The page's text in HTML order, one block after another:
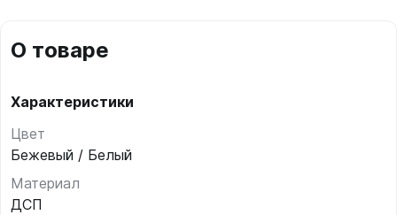
О товаре
Характеристики
Цвет
Бежевый / Белый
Материал
ДСП